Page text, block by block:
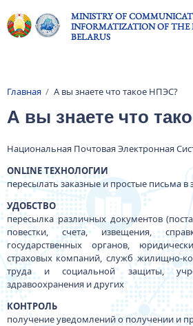
MINISTRY OF
INFORMATIZATION OF THE
BELARUS
Breadcrumb
Главная А вы знаете что такое НПЭС?
А вы знаете что
Национальная Почтовая Электронная
ONLINE ТЕХНОЛОГИИ
пересылать заказные и простые письма
УДОБСТВО
пересылка различных документов
повестки, счета, извещения,
государственных органов,
страховых компаний, служб жилищно-
труда и социальной защиты,
здравоохранения и других
КОНТРОЛЬ
получение уведомлений о получении и